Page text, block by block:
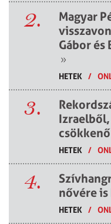
2.
Magyar
Gábor és
»
HETEK /
3.
Izraelből,
HETEK /
4.
nővére
HETEK /